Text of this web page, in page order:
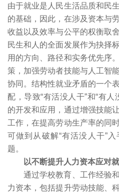
由于就业是人民生活品质和民
的基础，因此，在涉及资本与
收益以及效率与公平的权衡取
民生和人的全面发展作为抉择
用的方向、路径和实务优先序
策，加强劳动者技能与人工智
协同。结构性就业矛盾的一个
配，导致“有活没人干”和“有
的开发和应用，通过增强技能
工作，在提高劳动生产率的同
可做到从破解“有活没人干”
题。
以不断提升人力资本应对
通过学校教育、工作经验
力资本，包括提升劳动技能、